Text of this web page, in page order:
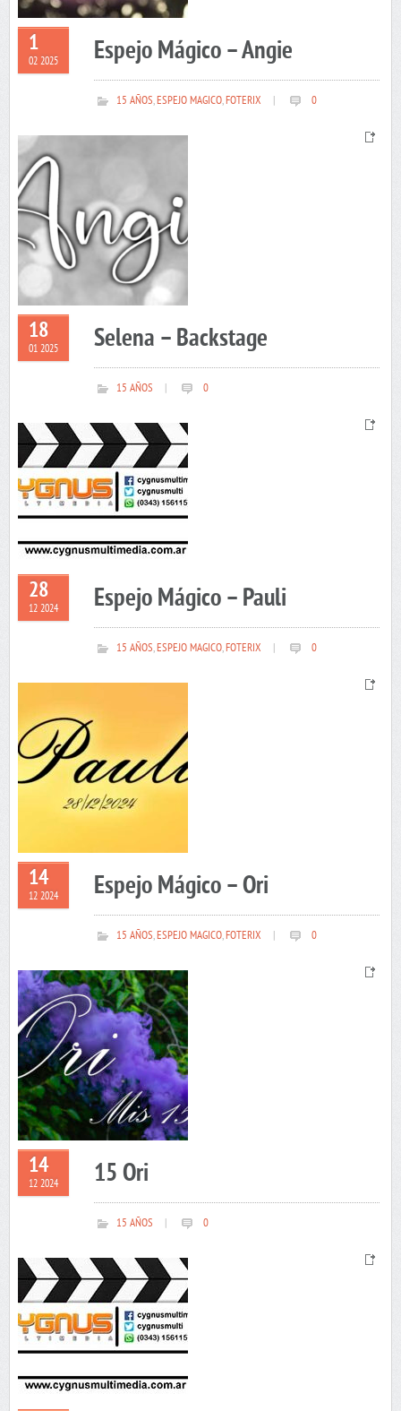
1
02 2025 Espejo Mágico – Angie
15 AÑOS,ESPEJO MAGICO,FOTERIX 0
18
01 2025 Selena – Backstage
15 AÑOS 0
28
12 2024 Espejo Mágico – Pauli
15 AÑOS,ESPEJO MAGICO,FOTERIX 0
14
12 2024 Espejo Mágico – Ori
15 AÑOS,ESPEJO MAGICO,FOTERIX 0
14
12 2024 15 Ori
15 AÑOS 0